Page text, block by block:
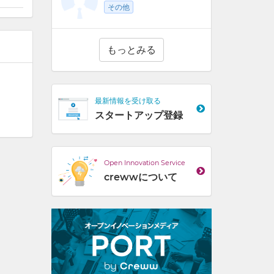
その他
もっとみる
最新情報を受け取る
スタートアップ登録
Open Innovation Service
crewwについて